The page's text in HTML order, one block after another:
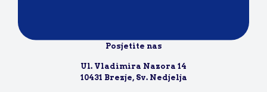
Posjetite nas
Ul. Vladimira Nazora 14
10431 Brezje, Sv. Nedjelja